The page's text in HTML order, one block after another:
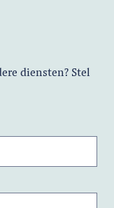
diensten? Stel